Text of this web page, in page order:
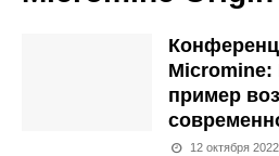
пример
12 октября 2022